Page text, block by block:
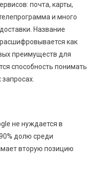
почта, карты,
и много
Название
как
преимуществ для
способность понимать
не нуждается в
долю среди
вторую позицию